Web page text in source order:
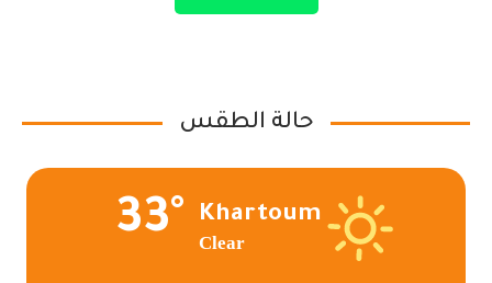
حالة الطقس
Khartoum
Clear
33°